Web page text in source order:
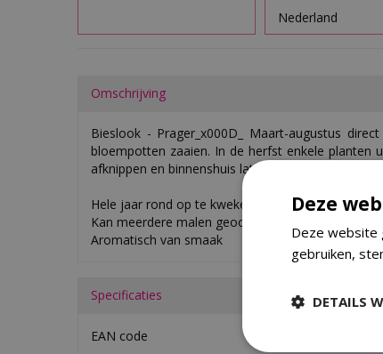
Omschrijving
Bieslook - Prager_x000D_ Maart-augustus
bloempotten zaaien. In de herfst enkele planten
afknippen en binnenshuis laten groeien.
Hele jaar rond op te kweken
Kan meerdere malen geoogst geworden
Aromatisch van smaak
Specificaties
EAN code
Deze
Deze website
gebruiken,
DETAILS